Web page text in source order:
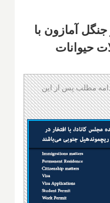
۳۱ روز در جنگل آمازون با
حیوانات
مطلب پس از این